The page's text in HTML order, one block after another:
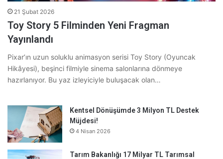
21 Şubat 2026
Toy Story 5 Filminden Yeni Fragman
Yayınlandı
Pixar’ın uzun soluklu animasyon serisi Toy Story (Oyuncak
Hikâyesi), beşinci filmiyle sinema salonlarına dönmeye
hazırlanıyor. Bu yaz izleyiciyle buluşacak olan…
Kentsel Dönüşümde 3 Milyon TL Destek
Müjdesi!
4 Nisan 2026
Tarım Bakanlığı 17 Milyar TL Tarımsal